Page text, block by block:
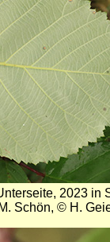
2023 in
Schön, © H.